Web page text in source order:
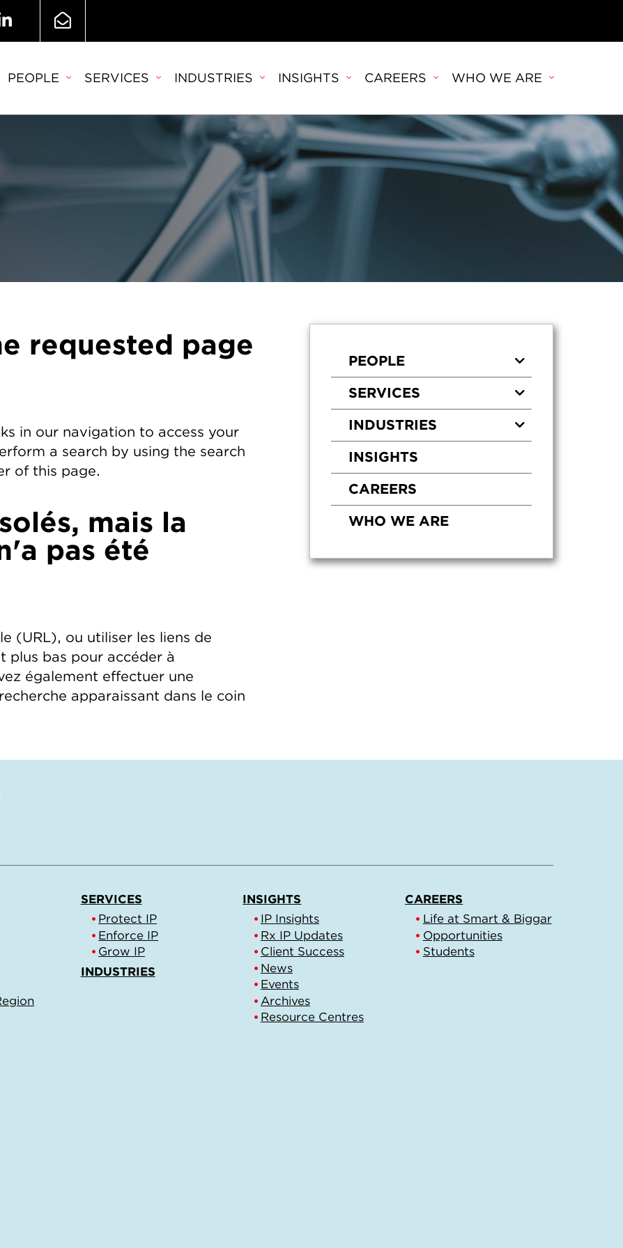
PEOPLE SERVICES INDUSTRIES INSIGHTS CAREERS WHO WE ARE
requested page
in our navigation to access your
a search by using the search
of this page.
mais la
pas été
(URL), ou utiliser les liens de
plus bas pour accéder à
également effectuer une
apparaissant dans le coin
PEOPLE
SERVICES
INDUSTRIES
INSIGHTS
CAREERS
WHO WE ARE
SERVICES
Protect IP
Enforce IP
Grow IP
INDUSTRIES
INSIGHTS
IP Insights
Rx IP Updates
Client Success
News
Events
Archives
Resource Centres
CAREERS
Life at Smart & Biggar
Opportunities
Students